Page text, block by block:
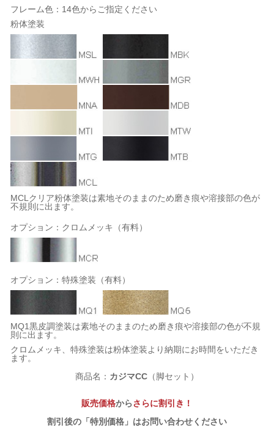
フレーム色：14色からご指定ください
粉体塗装
MCLクリア粉体塗装は素地そのままのため磨き痕や溶接部の色が
不規則に出ます。
オプション：クロムメッキ（有料）
オプション：特殊塗装（有料）
MQ1黒皮調塗装は素地そのままのため磨き痕や溶接部の色が不規
則に出ます。
クロムメッキ、特殊塗装は粉体塗装より納期にお時間をいただき
ます。
商品名： カジマCC （脚セット）
販売価格からさらに割引き！
割引後の「特別価格」はお問い合わせください